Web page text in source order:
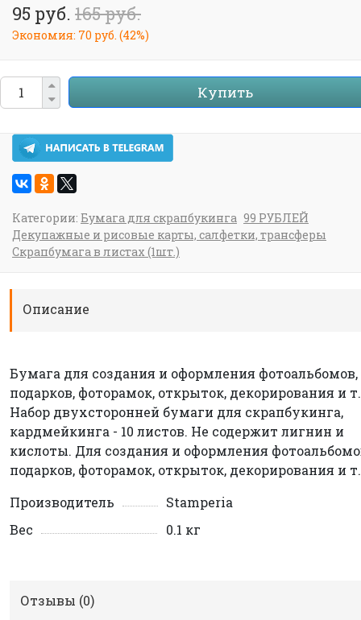
95 руб. 165 руб.
Экономия: 70 руб. (42%)
Купить
Категории: Бумага для скрапбукинга 99 РУБЛЕЙ
Декупажные и рисовые карты, салфетки, трансферы
Скрапбумага в листах (1шт.)
Описание
Бумага для создания и оформления фотоальбомов,
подарков, фоторамок, открыток, декорирования и
Набор двухсторонней бумаги для скрапбукинга,
кардмейкинга - 10 листов. Не содержит лигнин и
кислоты. Для создания и оформления
подарков, фоторамок, открыток, декорирования и
Производитель
Stamperia
Вес
0.1 кг
Отзывы (0)